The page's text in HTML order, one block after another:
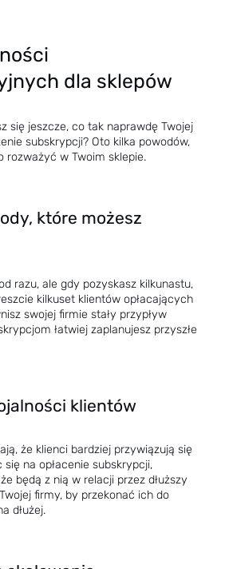
dla sklepów
się jeszcze, co tak naprawdę Twojej
subskrypcji? Oto kilka powodów,
rozważyć w Twoim sklepie.
które możesz
razu, ale gdy pozyskasz kilkunastu,
kilkuset klientów opłacających
swojej firmie stały przypływ
łatwiej zaplanujesz przyszłe
klientów
że klienci bardziej przywiązują się
na opłacenie subskrypcji,
będą z nią w relacji przez dłuższy
firmy, by przekonać ich do
dłużej.